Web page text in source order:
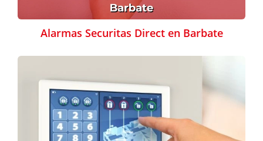
Alarmas Securitas Direct en Barbate